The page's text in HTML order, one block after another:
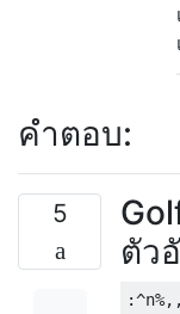
คำตอบ:
5
ตัว